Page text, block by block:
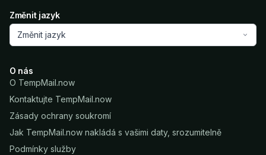
Změnit jazyk
Změnit jazyk
O nás
O TempMail.now
Kontaktujte TempMail.now
Zásady ochrany soukromí
Jak TempMail.now nakládá s vašimi daty, srozumitelně
Podmínky služby